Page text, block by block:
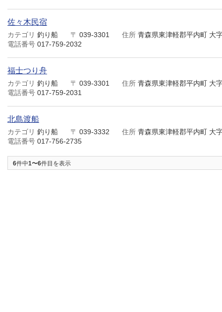
佐々木民宿
カテゴリ 釣り船 〒 039-3301 住所 青森県東津軽郡平内町 大
電話番号 017-759-2032
福士つり舟
カテゴリ 釣り船 〒 039-3301 住所 青森県東津軽郡平内町 大
電話番号 017-759-2031
北島渡船
カテゴリ 釣り船 〒 039-3332 住所 青森県東津軽郡平内町 大
電話番号 017-756-2735
6件中1〜6件目を表示